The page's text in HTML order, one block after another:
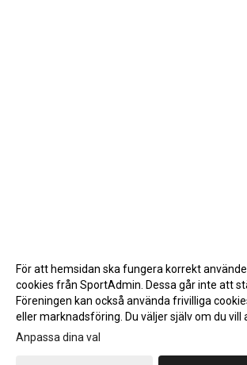
Gå till Webbversion
För att hemsidan ska fungera korrekt
cookies från SportAdmin. Dessa går inte att
Föreningen kan också använda frivilliga
eller marknadsföring. Du väljer själv om du vill
Anpassa dina val